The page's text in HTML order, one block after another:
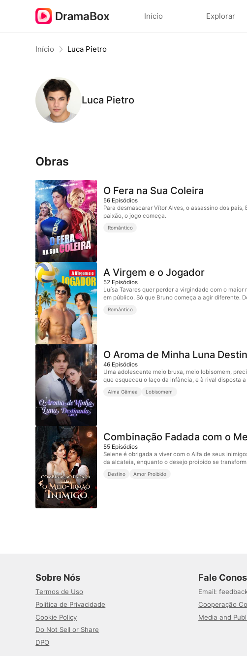
Início Explorar
Início Luca Pietro
Luca Pietro
Obras
O Fera na Sua Coleira
56 Episódios
Para desmascarar Vítor Alves, o assassino dos
paixão, o jogo começa.
Romântico
A Virgem e o Jogador
52 Episódios
Luísa Tavares quer perder a virgindade com o
em público. Só que Bruno começa a agir diferente.
Romântico
O Aroma de Minha Luna
46 Episódios
Uma adolescente meio bruxa, meio lobisomem,
que esqueceu o laço da infância, e à rival disposta
Alma Gêmea Lobisomem
Combinação Fadada com o
55 Episódios
Selene é obrigada a viver com o Alfa de seus
da alcateia, enquanto o desejo proibido se
Destino Amor Proibido
Sobre Nós
Termos de Uso
Política de Privacidade
Cookie Policy
Do Not Sell or Share
DPO
Fale
Email:
Cooperação
Media and